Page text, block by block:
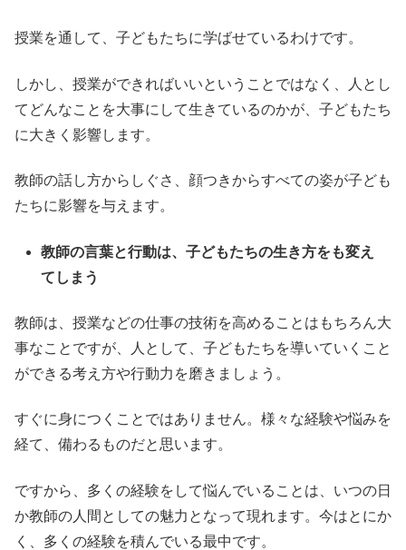
授業を通して、子どもたちに学ばせているわけです。
しかし、授業ができればいいということではなく、人とし
てどんなことを大事にして生きているのかが、子どもたち
に大きく影響します。
教師の話し方からしぐさ、顔つきからすべての姿が子ども
たちに影響を与えます。
教師の言葉と行動は、子どもたちの生き方をも変え
てしまう
教師は、授業などの仕事の技術を高めることはもちろん大
事なことですが、人として、子どもたちを導いていくこと
ができる考え方や行動力を磨きましょう。
すぐに身につくことではありません。様々な経験や悩みを
経て、備わるものだと思います。
ですから、多くの経験をして悩んでいることは、いつの日
か教師の人間としての魅力となって現れます。今はとにか
く、多くの経験を積んでいる最中です。